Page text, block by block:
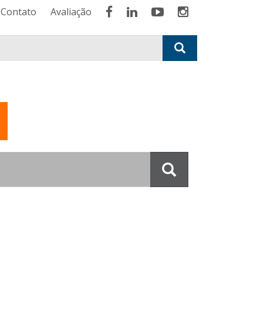
Contato Avaliação